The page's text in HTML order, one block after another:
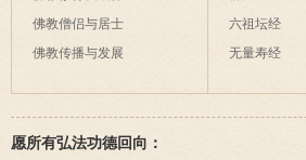
佛教僧侣与居士
佛教传播与发展
六祖坛经
无量寿经
愿所有弘法功德回向：